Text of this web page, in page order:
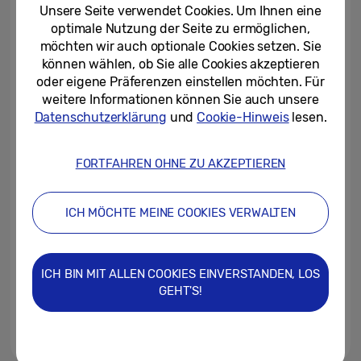
allen Smartphones erlebbar
18/04/2024
Smarte Kaffeepause mit
Samsung Österreich
Erneuter Startschuss für
Samsung Österreich
Galaxy A35 5G: Mehr mobile
Sicherheit und Innovationen...
Unsere Seite verwendet Cookies. Um Ihnen eine
optimale Nutzung der Seite zu ermöglichen,
möchten wir auch optionale Cookies setzen. Sie
können wählen, ob Sie alle Cookies akzeptieren
oder eigene Präferenzen einstellen möchten. Für
weitere Informationen können Sie auch unsere
Datenschutzerklärung und Cookie-Hinweislesen.
FORTFAHREN OHNE ZU AKZEPTIEREN
ICH MÖCHTE MEINE COOKIES VERWALTEN
ICH BIN MIT ALLEN COOKIES EINVERSTANDEN, LOS
GEHT'S!